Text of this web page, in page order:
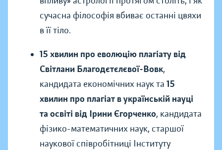
сучасна філософія вбиває останні цвяхи
в її тіло.
15 хвилин про еволюцію плагіату від
Світлани Благодєтєлєвої-Вовк,
кандидата економічних наук та 15
хвилин про плагіат в українській науці
та освіті від Ірини Єгорченко, кандидата
фізико-математичних наук, старшої
наукової співробітниці Інституту